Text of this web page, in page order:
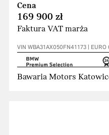
Cena
169 900 zł
Faktura VAT marża
VIN WBA31AX050FN41173 |
Bawaria Motors